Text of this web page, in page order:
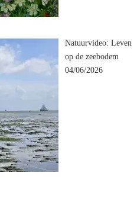
Natuurvideo: Leven
op de zeebodem
04/06/2026